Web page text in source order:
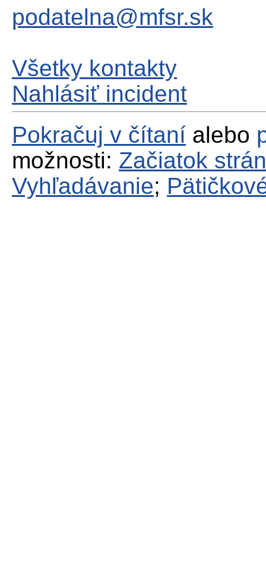
podatelna@mfsr.sk
Všetky kontakty
Nahlásiť incident
Pokračuj v čítaní alebo
možnosti: Začiatok
Vyhľadávanie;